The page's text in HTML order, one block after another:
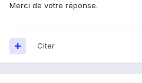
Merci de votre réponse.
Citer